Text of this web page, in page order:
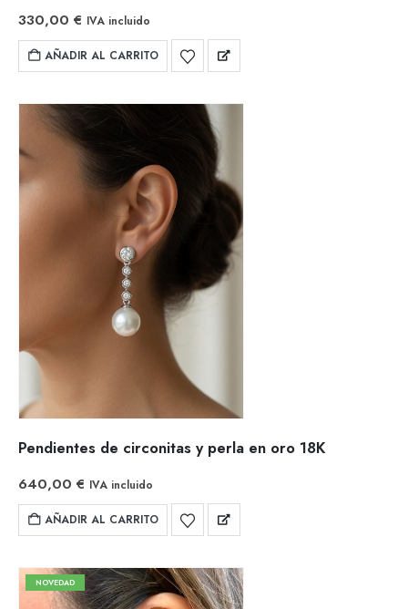
330,00 € IVA incluido
AÑADIR AL CARRITO
Pendientes de circonitas y perla en oro 18K
640,00 € IVA incluido
AÑADIR AL CARRITO
NOVEDAD